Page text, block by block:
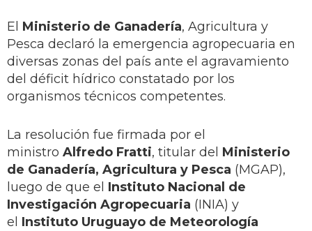
El Ministerio de Ganadería, Agricultura y
Pesca declaró la emergencia agropecuaria en
diversas zonas del país ante el agravamiento
del déficit hídrico constatado por los
organismos técnicos competentes.
La resolución fue firmada por el
ministro Alfredo Fratti, titular del Ministerio
de Ganadería, Agricultura y Pesca (MGAP),
luego de que el Instituto Nacional de
Investigación Agropecuaria (INIA) y
el Instituto Uruguayo de Meteorología